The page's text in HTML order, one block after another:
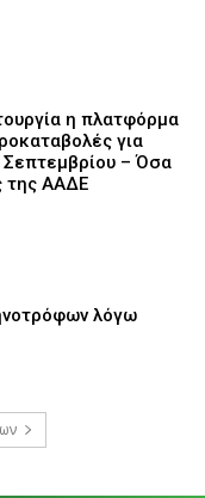
η πλατφόρμα
για
Σεπτεμβρίου – Όσα
της ΑΑΔΕ
λόγω